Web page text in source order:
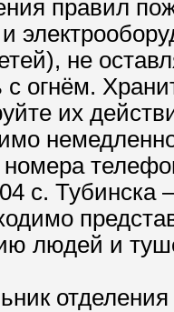
правил
не
огнём.
их
с. Тубинска
людей и